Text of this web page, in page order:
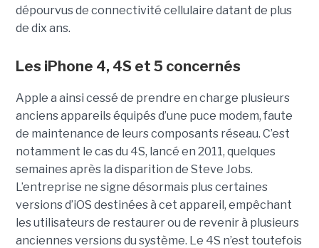
dépourvus de connectivité cellulaire datant de plus
de dix ans.
Les iPhone 4, 4S et 5 concernés
Apple a ainsi cessé de prendre en charge plusieurs
anciens appareils équipés d’une puce modem, faute
de maintenance de leurs composants réseau. C’est
notamment le cas du 4S, lancé en 2011, quelques
semaines après la disparition de Steve Jobs.
L’entreprise ne signe désormais plus certaines
versions d’iOS destinées à cet appareil, empêchant
les utilisateurs de restaurer ou de revenir à plusieurs
anciennes versions du système. Le 4S n’est toutefois